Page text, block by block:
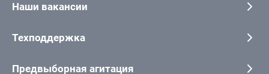
Наши вакансии
Техподдержка
Предвыборная агитация